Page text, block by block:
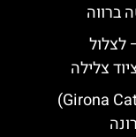
ברווה
לצלול
צלילה
קתדרלת גירונה (Girona Cathedral)